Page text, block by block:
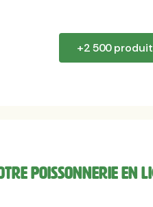
+2 500
poissonnerie en